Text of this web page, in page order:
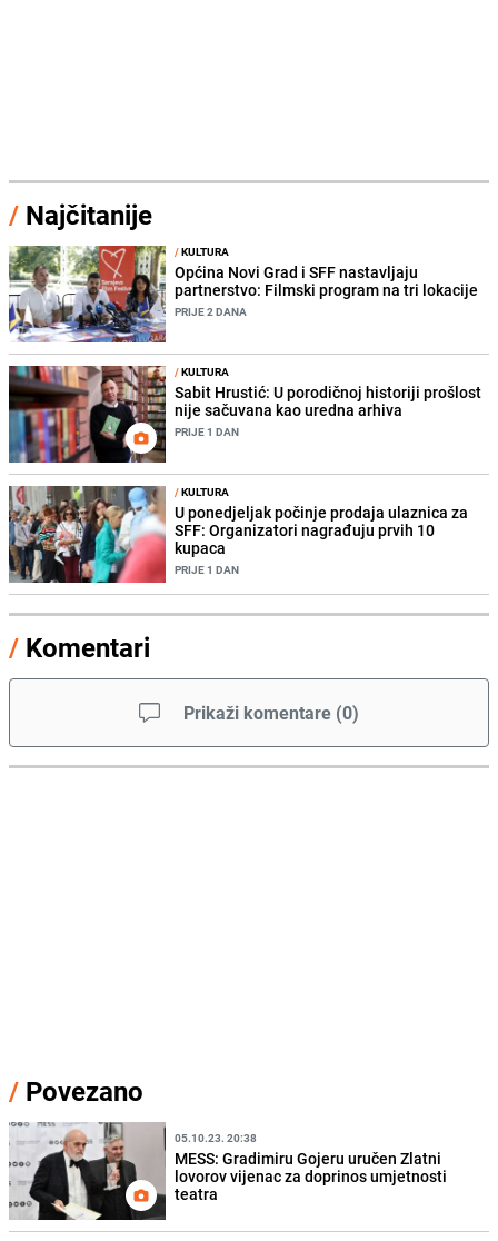
/ Najčitanije
/KULTURA
Općina Novi Grad i SFF nastavljaju
partnerstvo: Filmski program na tri lokacije
PRIJE 2 DANA
/KULTURA
Sabit Hrustić: U porodičnoj historiji prošlost
nije sačuvana kao uredna arhiva
PRIJE 1 DAN
/KULTURA
U ponedjeljak počinje prodaja ulaznica za
SFF: Organizatori nagrađuju prvih 10
kupaca
PRIJE 1 DAN
/ Komentari
Prikaži komentare (0)
/ Povezano
05.10.23. 20:38
MESS: Gradimiru Gojeru uručen Zlatni
lovorov vijenac za doprinos umjetnosti
teatra